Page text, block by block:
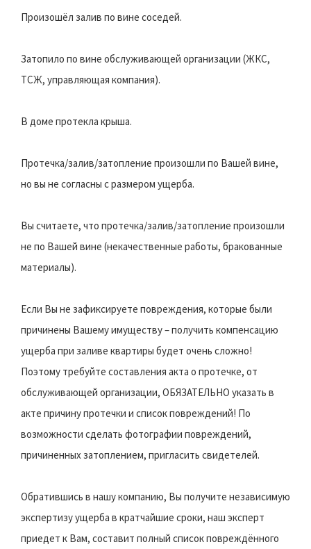
Произошёл залив по вине соседей.
Затопило по вине обслуживающей организации (ЖКС,
ТСЖ, управляющая компания).
В доме протекла крыша.
Протечка/залив/затопление произошли по Вашей вине,
но вы не согласны с размером ущерба.
Вы считаете, что протечка/залив/затопление произошли
не по Вашей вине (некачественные работы, бракованные
материалы).
Если Вы не зафиксируете повреждения, которые были
причинены Вашему имуществу – получить компенсацию
ущерба при заливе квартиры будет очень сложно!
Поэтому требуйте составления акта о протечке, от
обслуживающей организации, ОБЯЗАТЕЛЬНО указать в
акте причину протечки и список повреждений! По
возможности сделать фотографии повреждений,
причиненных затоплением, пригласить свидетелей.
Обратившись в нашу компанию, Вы получите независимую
экспертизу ущерба в кратчайшие сроки, наш эксперт
приедет к Вам, составит полный список повреждённого